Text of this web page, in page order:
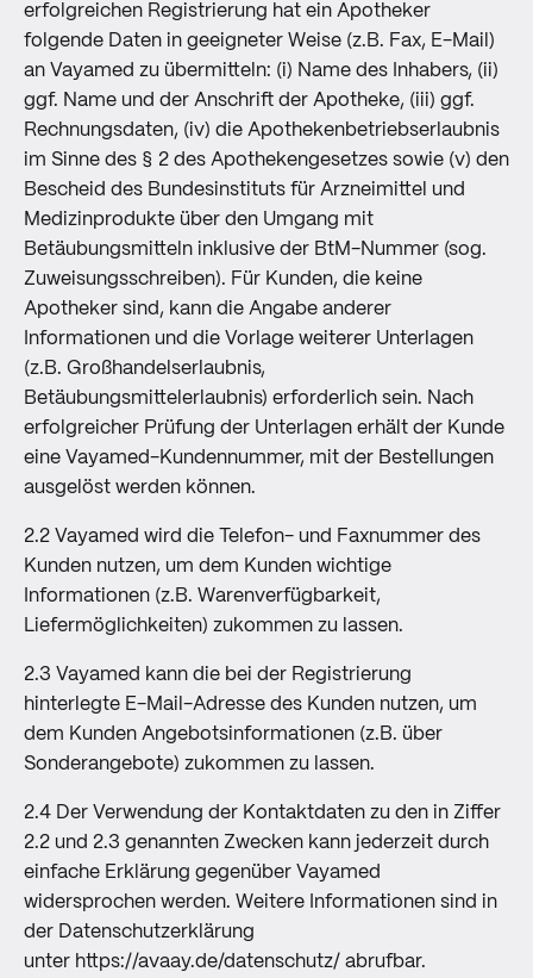
erfolgreichen Registrierung hat ein Apotheker
folgende Daten in geeigneter Weise (z.B. Fax, E-Mail)
an Vayamed zu übermitteln: (i) Name des Inhabers, (ii)
ggf. Name und der Anschrift der Apotheke, (iii) ggf.
Rechnungsdaten, (iv) die Apothekenbetriebserlaubnis
im Sinne des § 2 des Apothekengesetzes sowie (v) den
Bescheid des Bundesinstituts für Arzneimittel und
Medizinprodukte über den Umgang mit
Betäubungsmitteln inklusive der BtM-Nummer (sog.
Zuweisungsschreiben). Für Kunden, die keine
Apotheker sind, kann die Angabe anderer
Informationen und die Vorlage weiterer Unterlagen
(z.B. Großhandelserlaubnis,
Betäubungsmittelerlaubnis) erforderlich sein. Nach
erfolgreicher Prüfung der Unterlagen erhält der Kunde
eine Vayamed-Kundennummer, mit der Bestellungen
ausgelöst werden können.
2.2 Vayamed wird die Telefon- und Faxnummer des
Kunden nutzen, um dem Kunden wichtige
Informationen (z.B. Warenverfügbarkeit,
Liefermöglichkeiten) zukommen zu lassen.
2.3 Vayamed kann die bei der Registrierung
hinterlegte E-Mail-Adresse des Kunden nutzen, um
dem Kunden Angebotsinformationen (z.B. über
Sonderangebote) zukommen zu lassen.
2.4 Der Verwendung der Kontaktdaten zu den in Ziffer
2.2 und 2.3 genannten Zwecken kann jederzeit durch
einfache Erklärung gegenüber Vayamed
widersprochen werden. Weitere Informationen sind in
der Datenschutzerklärung
unter https://avaay.de/datenschutz/ abrufbar.